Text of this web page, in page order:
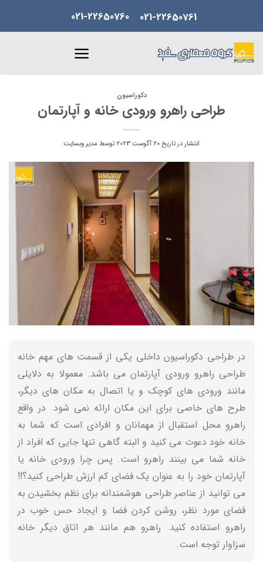
content
021-22650760 021-22650761
دکوراسیون
طراحی راهرو ورودی خانه و آپارتمان
انتشار در تاریخ20 آگوست 2023 توسط مدیر وبسایت
در طراحی دکوراسیون داخلی یکی از قسمت های مهم خانه
طراحی راهرو ورودی آپارتمان می باشد. معمولا به دلایلی
مانند ورودی های کوچک و یا اتصال به مکان های دیگر،
طرح های خاصی برای این مکان ارائه نمی شود. در واقع
راهرو محل استقبال از مهمانان و افرادی است که شما به
خانه خود دعوت می کنید و البته گاهی تنها جایی که افراد از
خانه شما می بینند راهرو است. پس چرا ورودی خانه یا
آپارتمان خود را به عنوان یک فضای کم ارزش طراحی کنید؟!!
می توانید از عناصر طراحی هوشمندانه برای نظم بخشیدن به
فضای مورد نظر، روشن کردن فضا و ایجاد حس خوب در
راهرو استفاده کنید. راهرو هم مانند هر اتاق دیگر خانه
سزاوار توجه است.